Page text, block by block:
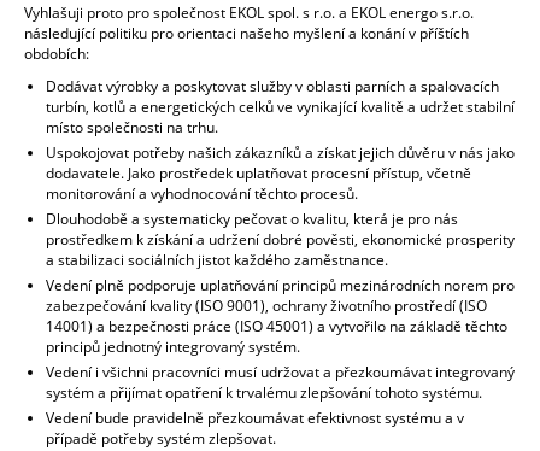
Vyhlašuji proto pro společnost EKOL spol. s r.o. a EKOL energo s.r.o.
následující politiku pro orientaci našeho myšlení a konání v příštích
obdobích:
Dodávat výrobky a poskytovat služby v oblasti parních a spalovacích
turbín, kotlů a energetických celků ve vynikající kvalitě a udržet stabilní
místo společnosti na trhu.
Uspokojovat potřeby našich zákazníků a získat jejich důvěru v nás jako
dodavatele. Jako prostředek uplatňovat procesní přístup, včetně
monitorování a vyhodnocování těchto procesů.
Dlouhodobě a systematicky pečovat o kvalitu, která je pro nás
prostředkem k získání a udržení dobré pověsti, ekonomické prosperity
a stabilizaci sociálních jistot každého zaměstnance.
Vedení plně podporuje uplatňování principů mezinárodních norem pro
zabezpečování kvality (ISO 9001), ochrany životního prostředí (ISO
14001) a bezpečnosti práce (ISO 45001) a vytvořilo na základě těchto
principů jednotný integrovaný systém.
Vedení i všichni pracovníci musí udržovat a přezkoumávat integrovaný
systém a přijímat opatření k trvalému zlepšování tohoto systému.
Vedení bude pravidelně přezkoumávat efektivnost systému a v
případě potřeby systém zlepšovat.